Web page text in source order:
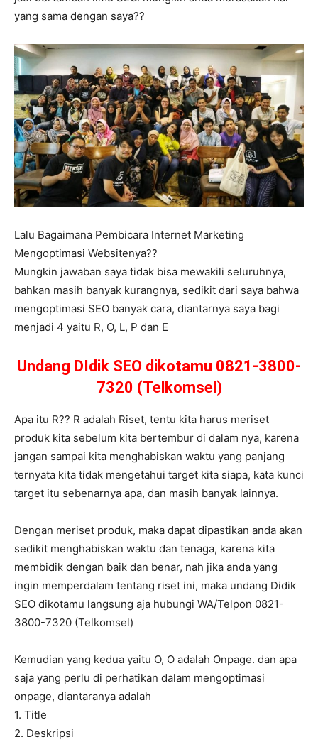
yang sama dengan saya??
Lalu Bagaimana Pembicara Internet Marketing
Mengoptimasi Websitenya??
Mungkin jawaban saya tidak bisa mewakili seluruhnya,
bahkan masih banyak kurangnya, sedikit dari saya bahwa
mengoptimasi SEO banyak cara, diantarnya saya bagi
menjadi 4 yaitu R, O, L, P dan E
Undang DIdik SEO dikotamu 0821-3800-
7320 (Telkomsel)
Apa itu R?? R adalah Riset, tentu kita harus meriset
produk kita sebelum kita bertembur di dalam nya, karena
jangan sampai kita menghabiskan waktu yang panjang
ternyata kita tidak mengetahui target kita siapa, kata kunci
target itu sebenarnya apa, dan masih banyak lainnya.
Dengan meriset produk, maka dapat dipastikan anda akan
sedikit menghabiskan waktu dan tenaga, karena kita
membidik dengan baik dan benar, nah jika anda yang
ingin memperdalam tentang riset ini, maka undang Didik
SEO dikotamu langsung aja hubungi WA/Telpon 0821-
3800-7320 (Telkomsel)
Kemudian yang kedua yaitu O, O adalah Onpage. dan apa
saja yang perlu di perhatikan dalam mengoptimasi
onpage, diantaranya adalah
1. Title
2. Deskripsi